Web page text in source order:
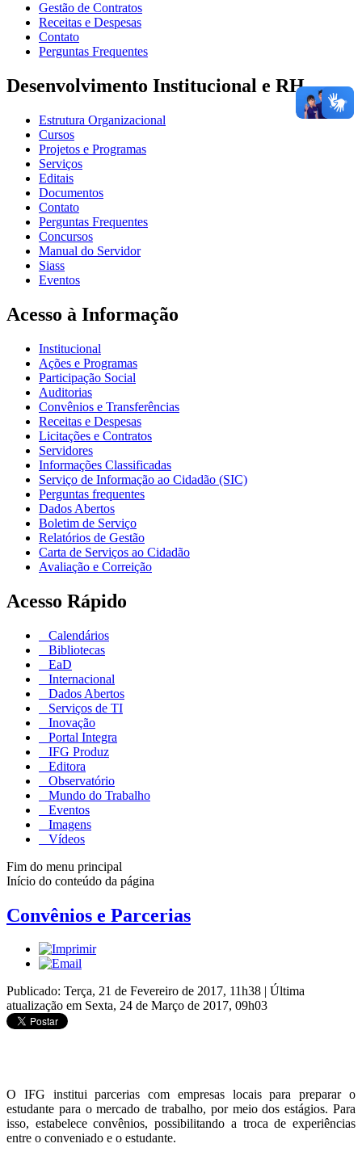
Gestão de Contratos
Receitas e Despesas
Contato
Perguntas Frequentes
Desenvolvimento Institucional e RH
Estrutura Organizacional
Cursos
Projetos e Programas
Serviços
Editais
Documentos
Contato
Perguntas Frequentes
Concursos
Manual do Servidor
Siass
Eventos
Acesso à Informação
Institucional
Ações e Programas
Participação Social
Auditorias
Convênios e Transferências
Receitas e Despesas
Licitações e Contratos
Servidores
Informações Classificadas
Serviço de Informação ao Cidadão (SIC)
Perguntas frequentes
Dados Abertos
Boletim de Serviço
Relatórios de Gestão
Carta de Serviços ao Cidadão
Avaliação e Correição
Acesso Rápido
Calendários
Bibliotecas
EaD
Internacional
Dados Abertos
Serviços de TI
Inovação
Portal Integra
IFG Produz
Editora
Observatório
Mundo do Trabalho
Eventos
Imagens
Vídeos
Fim do menu principal
Início do conteúdo da página
Convênios e Parcerias
Publicado: Terça, 21 de Fevereiro de 2017, 11h38 | Última
atualização em Sexta, 24 de Março de 2017, 09h03
O IFG institui parcerias com empresas locais para preparar o
estudante para o mercado de trabalho, por meio dos estágios. Para
isso, estabelece convênios, possibilitando a troca de experiências
entre o conveniado e o estudante.